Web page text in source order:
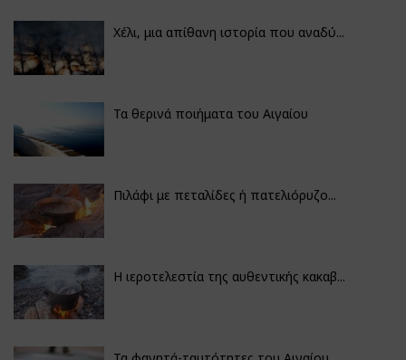
Χέλι, μια απίθανη ιστορία που αναδύ...
Τα θερινά ποιήματα του Αιγαίου
Πιλάφι με πεταλίδες ή πατελιόρυζο...
Η ιεροτελεστία της αυθεντικής κακαβ...